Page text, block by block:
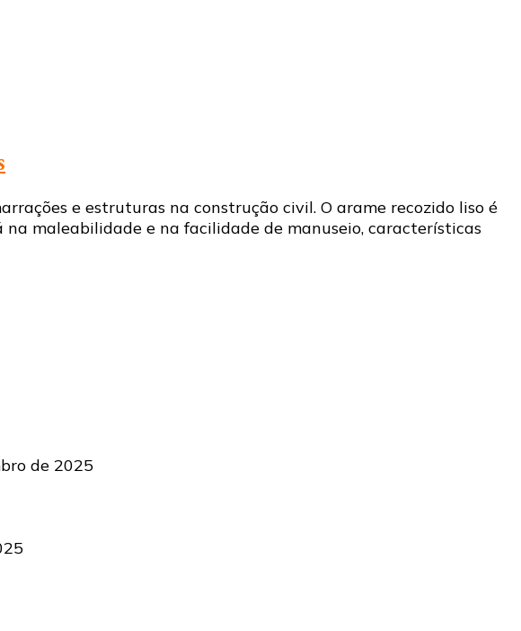
e estruturas na construção civil. O arame recozido liso é
maleabilidade e na facilidade de manuseio, características
de 2025